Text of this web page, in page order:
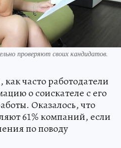
проверяют своих кандидатов.
часто работодатели
о соискателе с его
Оказалось, что
61% компаний, если
по поводу